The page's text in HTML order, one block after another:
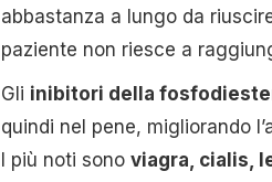
abbastanza a lungo da
paziente non riesce a
Gli inibitori della
quindi nel pene, migliorando
I più noti sono viagra, cialis,